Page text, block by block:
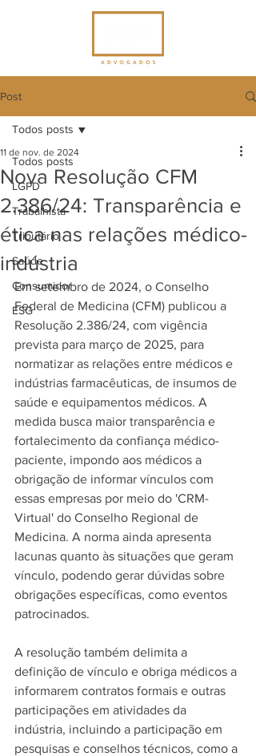
Post
Todos posts
LGPD
Trabalhista
Tributário
Saúde
Consumidor
ESG
Todos posts
Nova Resolução CFM
2.386/24: Transparência e
ética nas relações médico-
indústria
11 de nov. de 2024
Em setembro de 2024, o Conselho
Federal de Medicina (CFM) publicou a
Resolução 2.386/24, com vigência
prevista para março de 2025, para
normatizar as relações entre médicos e
indústrias farmacêuticas, de insumos de
saúde e equipamentos médicos. A
medida busca maior transparência e
fortalecimento da confiança médico-
paciente, impondo aos médicos a
obrigação de informar vínculos com
essas empresas por meio do 'CRM-
Virtual' do Conselho Regional de
Medicina. A norma ainda apresenta
lacunas quanto às situações que geram
vínculo, podendo gerar dúvidas sobre
obrigações específicas, como eventos
patrocinados.
A resolução também delimita a
definição de vínculo e obriga médicos a
informarem contratos formais e outras
participações em atividades da
indústria, incluindo a participação em
pesquisas e conselhos técnicos, como a